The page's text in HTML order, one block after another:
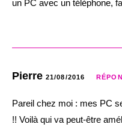
un PC avec un téléphone,
Pierre 21/08/2016
Pareil chez moi : mes PC
!! Voilà qui va peut-être